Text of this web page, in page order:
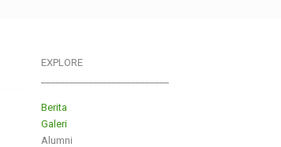
EXPLORE
Berita
Galeri
Alumni